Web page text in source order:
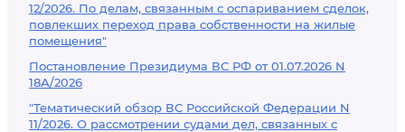
12/2026. По делам, связанным с оспариванием сделок,
повлекших переход права собственности на жилые
помещения"
Постановление Президиума ВС РФ от 01.07.2026 N
18А/2026
"Тематический обзор ВС Российской Федерации N
11/2026. О рассмотрении судами дел, связанных с